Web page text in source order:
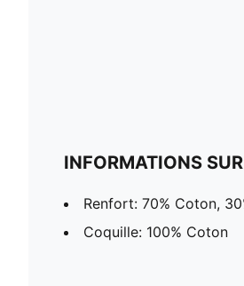
INFORMATIONS
Renfort: 70% Coton,
Coquille: 100% Coton